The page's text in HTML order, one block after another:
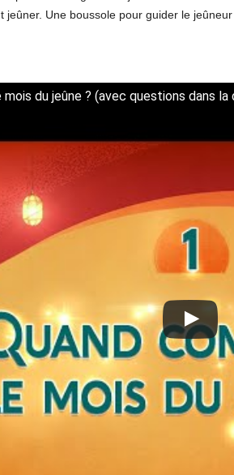
jeûner. Une boussole pour guider le
du jeûne ? (avec questions dans